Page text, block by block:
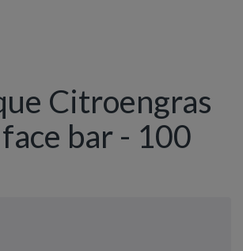
Citroengras
bar - 100